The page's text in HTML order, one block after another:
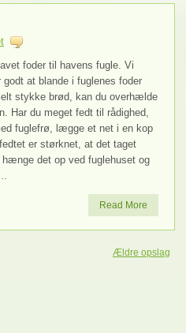
foder til havens fugle. Vi
at blande i fuglenes foder
stykke brød, kan du overhælde
Har du meget fedt til rådighed,
fuglefrø, lægge et net i en kop
er størknet, at det taget
det op ved fuglehuset og
Read More
Ældre opslag